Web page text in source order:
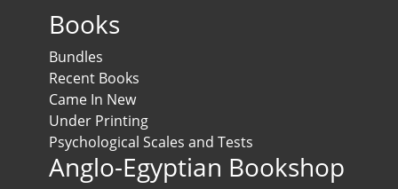
Books
Bundles
Recent Books
Came In New
Under Printing
Psychological Scales and Tests
Anglo-Egyptian Bookshop